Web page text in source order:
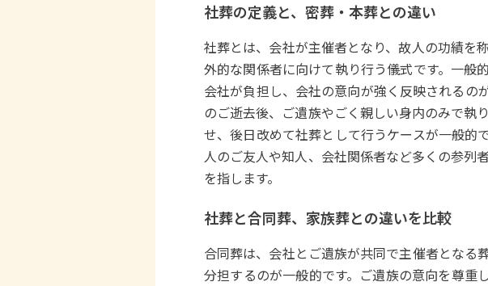
社葬の定義と、密葬・本葬との違い
社葬とは、会社が主催者となり、故人の功績を
外的な関係者に向けて執り行う儀式です。一般
会社が負担し、会社の意向が強く反映されるの
のご逝去後、ご遺族やごく親しい身内のみで執
せ、後日改めて社葬として行うケースが一般的
人のご友人や知人、会社関係者など多くの参列
を指します。
社葬と合同葬、家族葬との違いを比較
合同葬は、会社とご遺族が共同で主催者となる
分担するのが一般的です。ご遺族の意向を尊重